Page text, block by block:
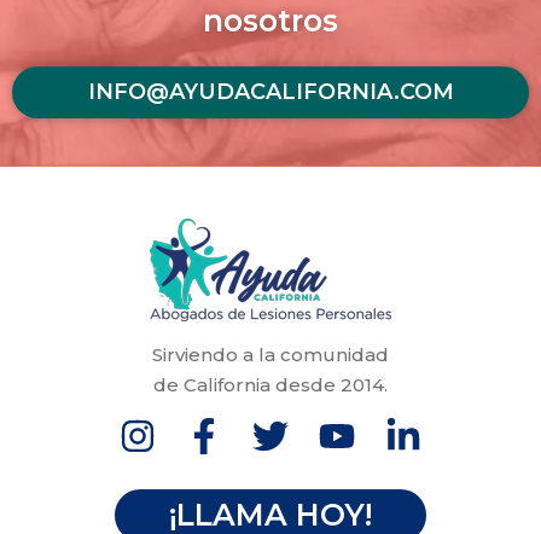
nosotros
INFO@AYUDACALIFORNIA.COM
Sirviendo a la comunidad
de California desde 2014.
¡LLAMA HOY!